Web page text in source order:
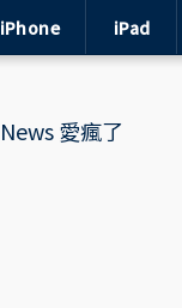
iPhone iPad